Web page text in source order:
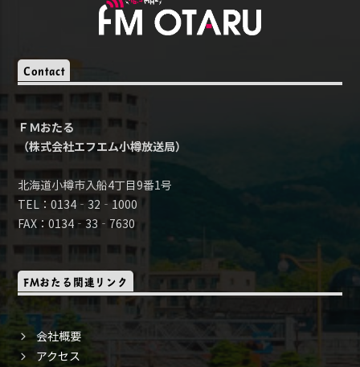
Contact
ＦＭおたる
（株式会社エフエム小樽放送局）
北海道小樽市入船4丁目9番1号
TEL：0134‐32‐1000
FAX：0134‐33‐7630
FMおたる関連リンク
会社概要
アクセス